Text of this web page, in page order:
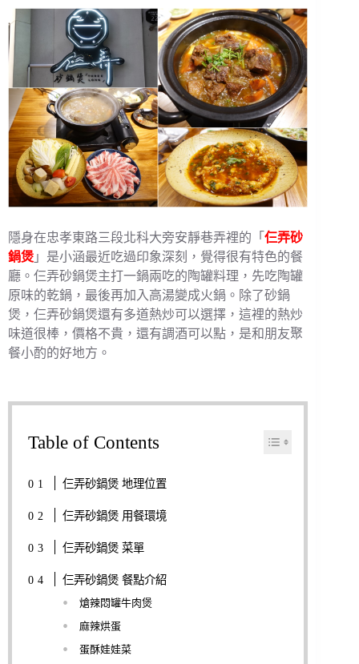
隱身在忠孝東路三段北科大旁安靜巷弄裡的「 仨弄砂
鍋煲 」是小涵最近吃過印象深刻，覺得很有特色的餐
廳。仨弄砂鍋煲主打一鍋兩吃的陶罐料理，先吃陶罐
原味的乾鍋，最後再加入高湯變成火鍋。除了砂鍋
煲，仨弄砂鍋煲還有多道熱炒可以選擇，這裡的熱炒
味道很棒，價格不貴，還有調酒可以點，是和朋友聚
餐小酌的好地方。
Table of Contents
仨弄砂鍋煲 地理位置
仨弄砂鍋煲 用餐環境
仨弄砂鍋煲 菜單
仨弄砂鍋煲 餐點介紹
熗辣悶罐牛肉煲
麻辣烘蛋
蛋酥娃娃菜